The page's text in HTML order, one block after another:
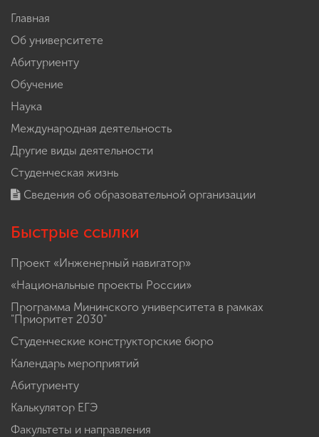
Главная
Об университете
Абитуриенту
Обучение
Наука
Международная деятельность
Другие виды деятельности
Студенческая жизнь
Сведения об образовательной организации
Быстрые ссылки
Проект «Инженерный навигатор»
«Национальные проекты России»
Программа Мининского университета в рамках
"Приоритет 2030"
Студенческие конструкторские бюро
Календарь мероприятий
Абитуриенту
Калькулятор ЕГЭ
Факультеты и направления